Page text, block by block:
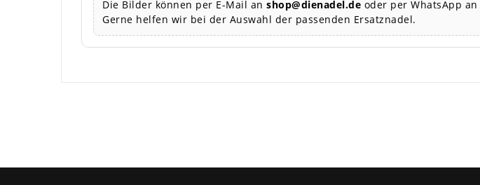
Die Bilder können per E-Mail an shop@dienadel.de oder per WhatsApp an
Gerne helfen wir bei der Auswahl der passenden Ersatznadel.